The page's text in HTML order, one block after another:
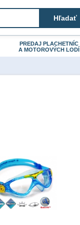
PREDAJ PLACHETNÍC
A MOTOROVÝCH LODÍ